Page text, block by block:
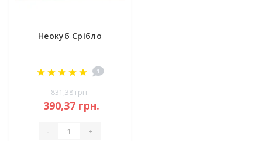
Неокуб Срібло
1
831,38 грн.
390,37 грн.
- +